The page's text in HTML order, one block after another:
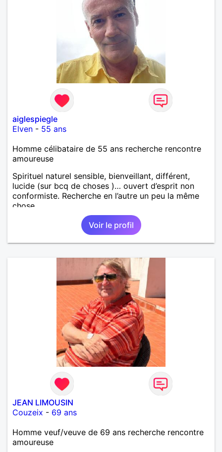
aiglespiegle
Elven - 55 ans
Homme célibataire de 55 ans recherche rencontre
amoureuse
Spirituel naturel sensible, bienveillant, différent,
lucide (sur bcq de choses )… ouvert d’esprit non
conformiste. Recherche en l’autre un peu la même
chose…
Voir le profil
JEAN LIMOUSIN
Couzeix - 69 ans
Homme veuf/veuve de 69 ans recherche rencontre
amoureuse